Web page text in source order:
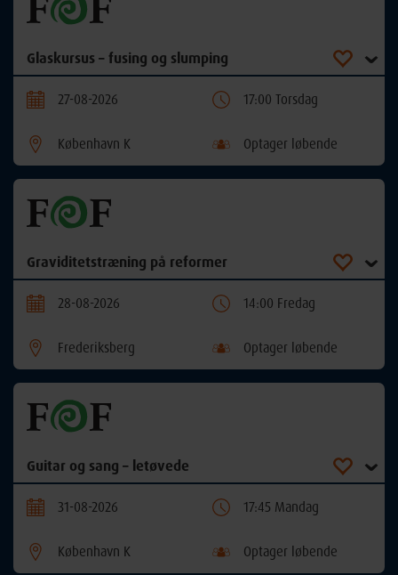
Glaskursus – fusing og slumping
27-08-2026 17:00 Torsdag
København K Optager løbende
Graviditetstræning på reformer
28-08-2026 14:00 Fredag
Frederiksberg Optager løbende
Guitar og sang – letøvede
31-08-2026 17:45 Mandag
København K Optager løbende